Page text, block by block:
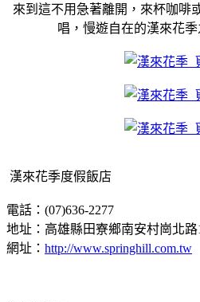
來到這不用急著離開，來杯咖啡
唱，慢遊自在的漢來花
漢來花季度假飯店
電話：(07)636-2277
地址：高雄縣田寮鄉南安村崗北路
網址： http://www.springhill.com.tw